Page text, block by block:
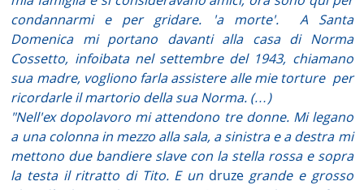
condannarmi e per gridare. 'a morte'.
A Santa
Domenica mi portano davanti alla casa di Norma
Cossetto, infoibata nel settembre del 1943, chiamano
sua madre, vogliono farla assistere alle mie torture per
ricordarle il martorio della sua Norma. (…)
"Nell'ex dopolavoro mi attendono tre donne. Mi legano
a una colonna in mezzo alla sala, a sinistra e a destra mi
mettono due bandiere slave con la stella rossa e sopra
la testa il ritratto di Tito. E un druze grande e grosso